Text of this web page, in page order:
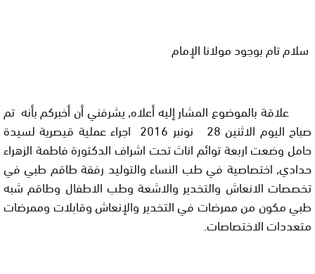
سلام تام بوجود مولانا الإمام
علاقة بالموضوع المشار إليه أعلاه, يشرفني أن أخبركم بأنه تم
صباح اليوم الاثنين 28 نونبر 2016 اجراء عملية قيصرية لسيدة
حامل وضعت اربعة توائم اناث تحت اشراف الدكتورة فاطمة الزهراء
حدادي, اختصاصية في طب النساء والتوليد رفقة طاقم طبي في
تخصصات الانعاش والتخدير والاشعة وطب الاطفال وطاقم شبه
طبي مكون من ممرضات في التخدير والإنعاش وقابلات وممرضات
متعددات الاختصاصات.